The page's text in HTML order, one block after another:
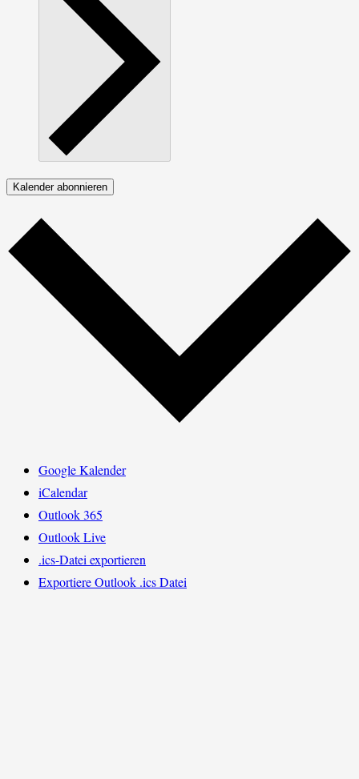
Kalender abonnieren
Google Kalender
iCalendar
Outlook 365
Outlook Live
.ics-Datei exportieren
Exportiere Outlook .ics Datei